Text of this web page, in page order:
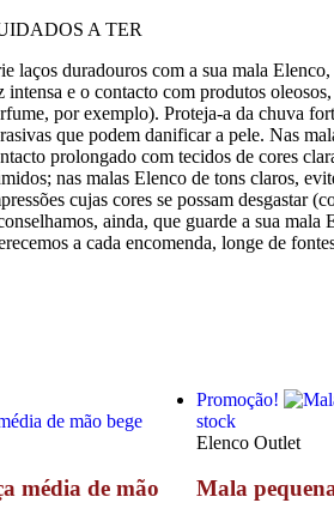
A TER
laços duradouros com a sua mala
intensa e o contacto com produtos
por exemplo). Proteja-a da chuva
que podem danificar a pele. Nas
prolongado com tecidos de cores
nas malas Elenco de tons claros,
cujas cores se possam desgastar
ainda, que guarde a sua mala
a cada encomenda, longe de
média de mão
Promoção!
stock
Elenco Outlet
Mala